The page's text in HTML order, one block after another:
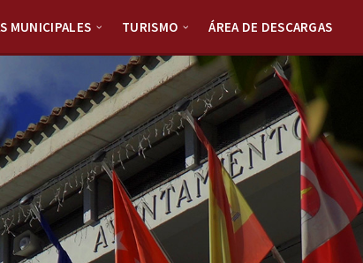
MUNICIPALES TURISMO ÁREA DE DESCARGAS